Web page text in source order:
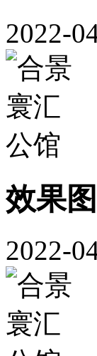
2022-
效果图
2022-